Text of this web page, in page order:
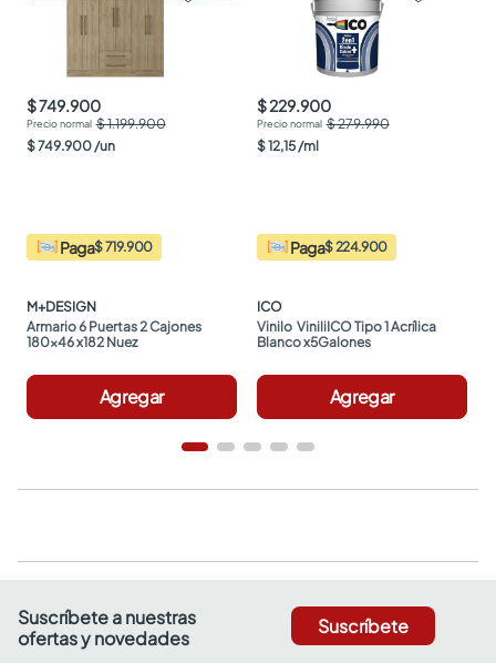
$ 749.900
$ 1.199.900
$749.900 /un
Paga$ 719.900
M+DESIGN
Armario 6 Puertas 2 Cajones
180x46 x182 Nuez
Agregar
$ 229.900
$ 279.990
$12,15 /ml
Paga$ 224.900
ICO
Vinilo  ViniliICO Tipo 1 Acrílica
Blanco x5Galones
Agregar
Suscríbete a nuestras
ofertas y novedades
Suscríbete